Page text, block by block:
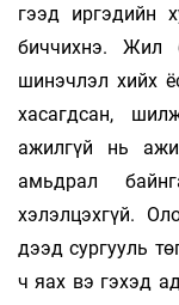
гээд иргэдийн
биччихнэ. Жил
шинэчлэл хийх
хасагдсан,
ажилгүй нь
амьдрал
хэлэлцэхгүй.
дээд сургууль
ч яах вэ гэхэд